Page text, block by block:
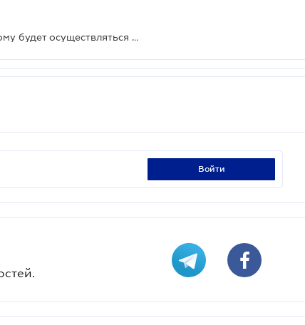
Определен критерий риска, по которому будет осуществляться архстройкотроль
войти